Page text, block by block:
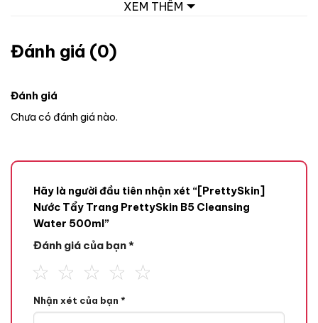
XEM THÊM
Đánh giá (0)
Đánh giá
Chưa có đánh giá nào.
Hãy là người đầu tiên nhận xét “[PrettySkin]
Nước Tẩy Trang PrettySkin B5 Cleansing
Water 500ml”
Đánh giá của bạn*
Nhận xét của bạn *